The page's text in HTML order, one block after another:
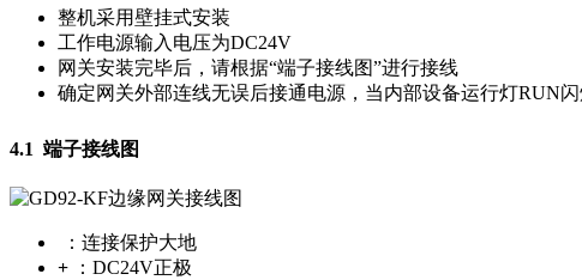
整机采用壁挂式安装
工作电源输入电压为DC24V
网关安装完毕后，请根据“端子接线图”进行接线
确定网关外部连线无误后接通电源，当内部设备运行灯RUN
4.1 端子接线图
：连接保护大地
+
：DC24V正极